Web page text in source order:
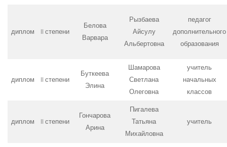
диплом II степени
Белова
Варвара
Рызбаева
Айсулу
Альбертовна
педагог
дополнительного
образования
диплом II степени
Буткеева
Элина
Шамарова
Светлана
Олеговна
учитель
начальных
классов
диплом II степени
Гончарова
Арина
Пигалева
Татьяна
Михайловна
учитель